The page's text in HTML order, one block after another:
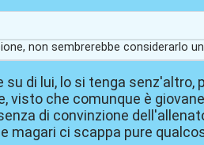
non sembrerebbe considerarlo
di lui, lo si tenga
visto che comunque è
di convinzione
magari ci scappa pure